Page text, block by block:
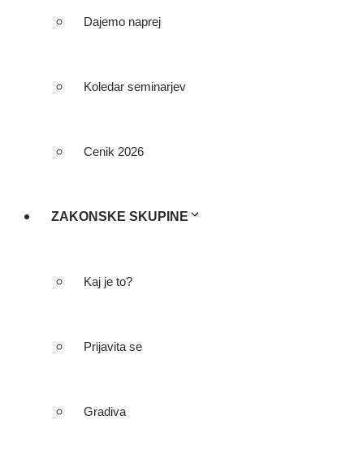
Dajemo naprej
Koledar seminarjev
Cenik 2026
ZAKONSKE SKUPINE
Kaj je to?
Prijavita se
Gradiva